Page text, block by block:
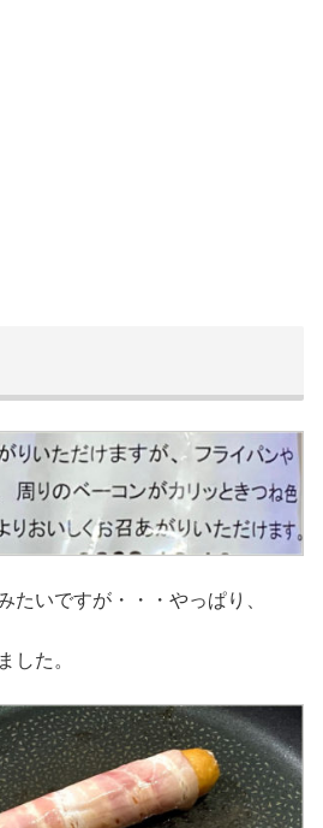
たいですが・・・やっぱり、
した。